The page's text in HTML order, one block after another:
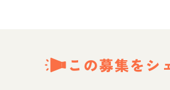
この募集をシ